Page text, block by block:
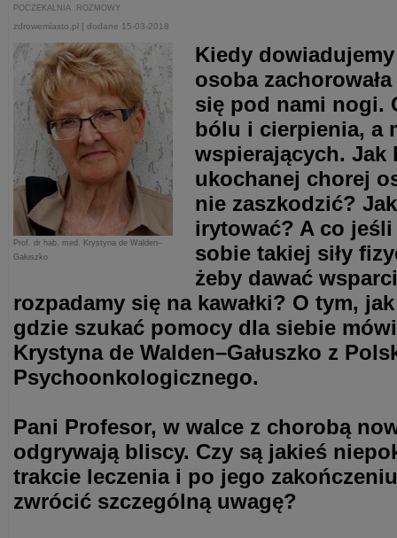
POCZEKALNIA. ROZMOWY
zdrowemiasto.pl | dodane 15-03-2018
Prof. dr hab. med. Krystyna de Walden–
Gałuszko
Kiedy
osoba
się pod nami nogi.
bólu i cierpienia, a
wspierających. Jak
ukochanej chorej
nie zaszkodzić?
irytować? A co
sobie takiej siły
żeby dawać
rozpadamy się na kawałki? O tym,
gdzie szukać pomocy dla siebie
Krystyna de Walden–Gałuszko z
Psychoonkologicznego.
Pani Profesor, w walce z chorobą
odgrywają bliscy. Czy są jakieś
trakcie leczenia i po jego
zwrócić szczególną uwagę?